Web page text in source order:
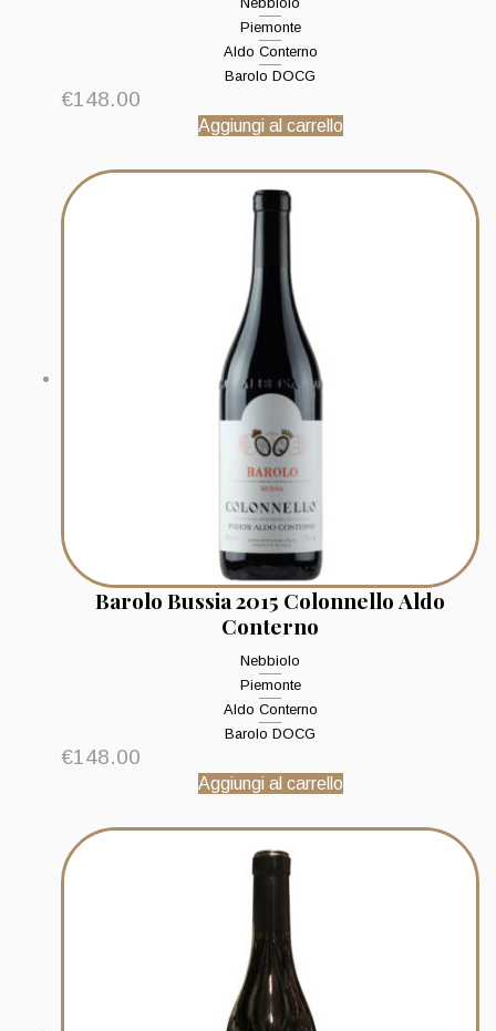
Piemonte
Aldo Conterno
Barolo DOCG
€148.00
Aggiungi al carrello
Barolo Bussia 2015 Colonnello Aldo
Conterno
Nebbiolo
Piemonte
Aldo Conterno
Barolo DOCG
€148.00
Aggiungi al carrello